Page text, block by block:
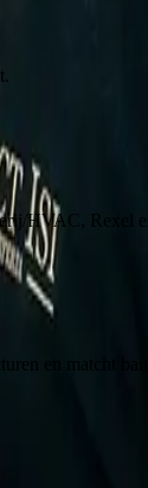
HVAC, Rexel
en matcht